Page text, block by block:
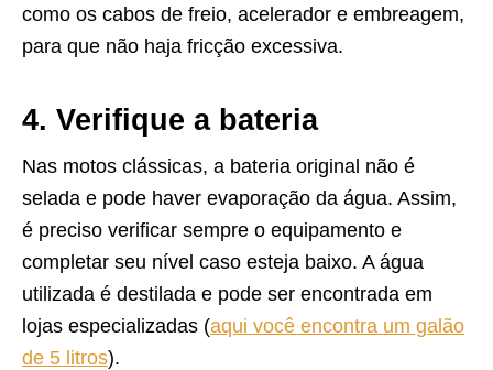
como os cabos de freio, acelerador e embreagem,
para que não haja fricção excessiva.
4. Verifique a bateria
Nas motos clássicas, a bateria original não é
selada e pode haver evaporação da água. Assim,
é preciso verificar sempre o equipamento e
completar seu nível caso esteja baixo. A água
utilizada é destilada e pode ser encontrada em
lojas especializadas (aqui você encontra um galão
de 5 litros).